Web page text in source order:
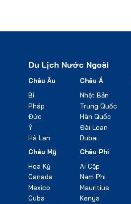
Du Lịch Nước Ngoài
Châu Âu
Bỉ
Pháp
Đức
Ý
Hà Lan
Châu Á
Nhật Bản
Trung Quốc
Hàn Quốc
Đài Loan
Dubai
Châu Mỹ
Hoa Kỳ
Canada
Mexico
Cuba
Châu Phi
Ai Cập
Nam Phi
Mauritius
Kenya